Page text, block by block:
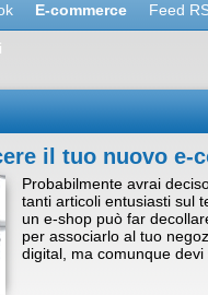
E-commerce Feed
il tuo nuovo e-
Probabilmente avrai
tanti articoli entusiasti sul
un e-shop può far
per associarlo al tuo
digital, ma comunque